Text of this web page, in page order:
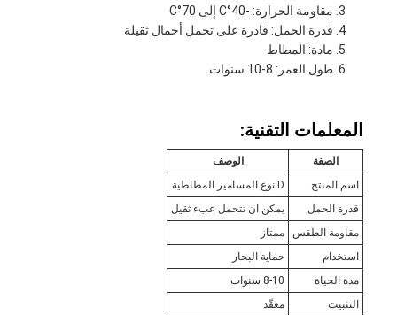
مقاومة الحرارة: -40°C إلى 70°C
قدرة الحمل: قادرة على تحمل أحمال ثقيلة
مادة: المطاط
طول العمر: 8-10 سنوات
المعلمات التقنية:
الصفة
الوصف
اسم المنتج
D نوع المسامير المطاطية
قدرة الحمل
يمكن ان تتحمل عبء ثقيل
مقاومة الطقس
ممتاز
استخدام
حماية البحار
مدة الحياة
8-10 سنوات
التثبيت
معقّد